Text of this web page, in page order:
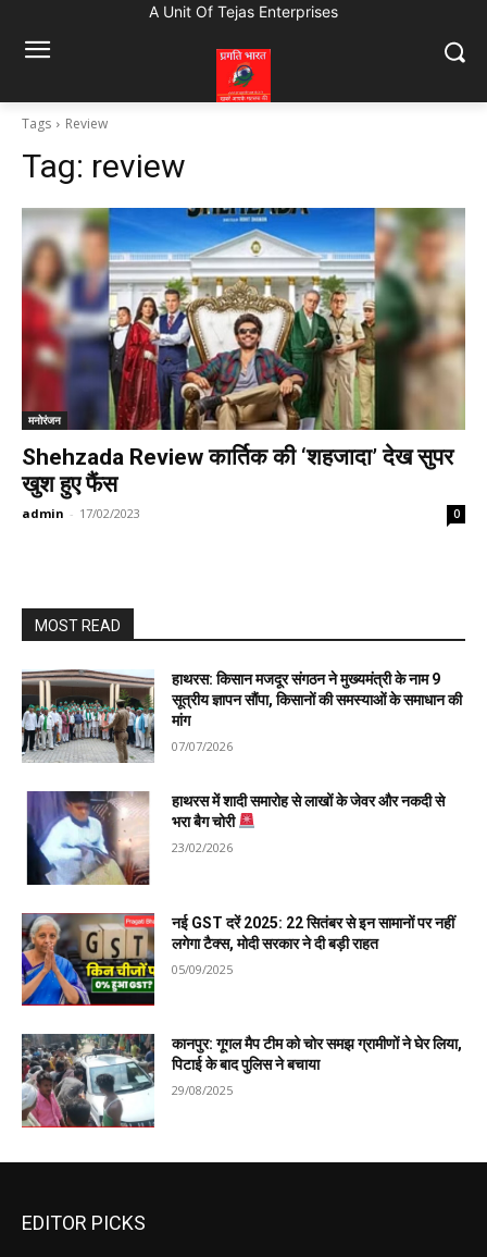
A Unit Of Tejas Enterprises
Tags Review
Tag: review
मनोरंजन
Shehzada Review कार्तिक की ‘शहजादा’ देख सुपर
खुश हुए फैंस
admin - 17/02/2023 0
MOST READ
हाथरस: किसान मजदूर संगठन ने मुख्यमंत्री के नाम 9
सूत्रीय ज्ञापन सौंपा, किसानों की समस्याओं के समाधान की
मांग
07/07/2026
हाथरस में शादी समारोह से लाखों के जेवर और नकदी से
भरा बैग चोरी
23/02/2026
नई GST दरें 2025: 22 सितंबर से इन सामानों पर नहीं
लगेगा टैक्स, मोदी सरकार ने दी बड़ी राहत
05/09/2025
कानपुर: गूगल मैप टीम को चोर समझ ग्रामीणों ने घेर लिया,
पिटाई के बाद पुलिस ने बचाया
29/08/2025
EDITOR PICKS